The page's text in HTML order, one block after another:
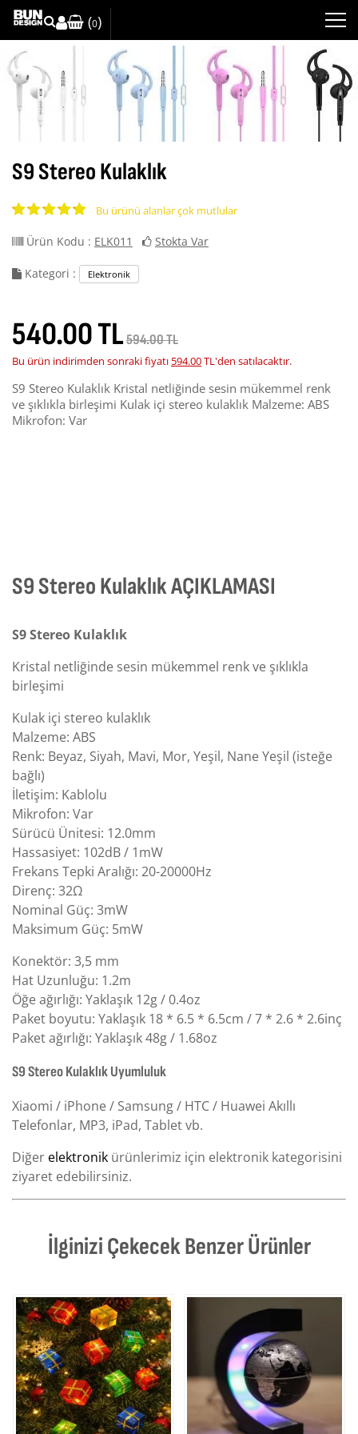
(0)
S9 Stereo Kulaklık
Bu ürünü alanlar çok mutlular
Ürün Kodu : ELK011 Stokta Var
Kategori : Elektronik
540.00 TL594.00 TL
Bu ürün indirimden sonraki fiyatı 594.00TL'den satılacaktır.
S9 Stereo Kulaklık Kristal netliğinde sesin mükemmel renk
ve şıklıkla birleşimi Kulak içi stereo kulaklık Malzeme: ABS
Mikrofon: Var
S9 Stereo Kulaklık AÇIKLAMASI
S9 Stereo Kulaklık
Kristal netliğinde sesin mükemmel renk ve şıklıkla
birleşimi
Kulak içi stereo kulaklık
Malzeme: ABS
Renk: Beyaz, Siyah, Mavi, Mor, Yeşil, Nane Yeşil (isteğe
bağlı)
İletişim: Kablolu
Mikrofon: Var
Sürücü Ünitesi: 12.0mm
Hassasiyet: 102dB / 1mW
Frekans Tepki Aralığı: 20-20000Hz
Direnç: 32Ω
Nominal Güç: 3mW
Maksimum Güç: 5mW
Konektör: 3,5 mm
Hat Uzunluğu: 1.2m
Öğe ağırlığı: Yaklaşık 12g / 0.4oz
Paket boyutu: Yaklaşık 18 * 6.5 * 6.5cm / 7 * 2.6 * 2.6inç
Paket ağırlığı: Yaklaşık 48g / 1.68oz
S9 Stereo Kulaklık Uyumluluk
Xiaomi / iPhone / Samsung / HTC / Huawei Akıllı
Telefonlar, MP3, iPad, Tablet vb.
Diğer elektronik ürünlerimiz için elektronik kategorisini
ziyaret edebilirsiniz.
İlginizi Çekecek Benzer Ürünler